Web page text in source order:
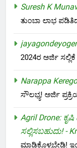
Suresh K
ತುಂಬಾ ಲಾಭ
2024ರ ಅರ್ಜಿ
Narappa
ಸೌಲಭ್ಯ! ಅರ್ಜಿ
Agril Drone:
ಸಲ್ಲಿಸಬಹುದು! -
ಮಾಡಿಕೊಳ್ಳಬೇಡಿ!